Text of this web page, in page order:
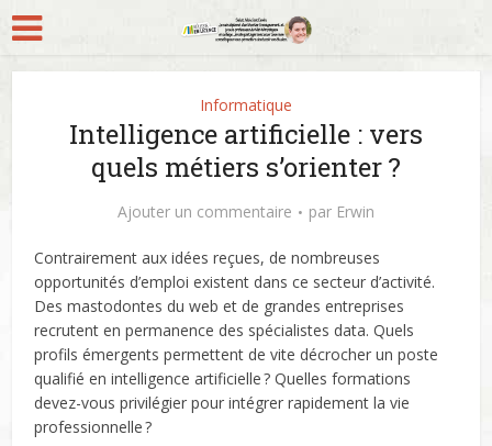
Informatique
Intelligence artificielle : vers
quels métiers s’orienter ?
Ajouter un commentaire par Erwin
Contrairement aux idées reçues, de nombreuses
opportunités d’emploi existent dans ce secteur d’activité.
Des mastodontes du web et de grandes entreprises
recrutent en permanence des spécialistes data. Quels
profils émergents permettent de vite décrocher un poste
qualifié en intelligence artificielle ? Quelles formations
devez-vous privilégier pour intégrer rapidement la vie
professionnelle ?